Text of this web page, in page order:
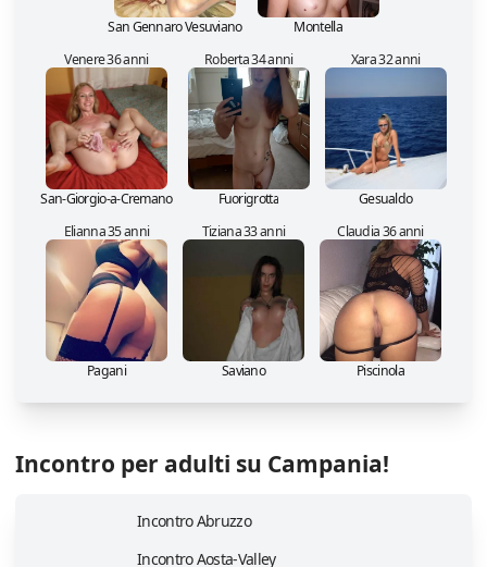
San Gennaro Vesuviano
Montella
Venere 36 anni
San-Giorgio-a-Cremano
Roberta 34 anni
Fuorigrotta
Xara 32 anni
Gesualdo
Elianna 35 anni
Pagani
Tiziana 33 anni
Saviano
Claudia 36 anni
Piscinola
Incontro per adulti su Campania!
Incontro Abruzzo
Incontro Aosta-Valley